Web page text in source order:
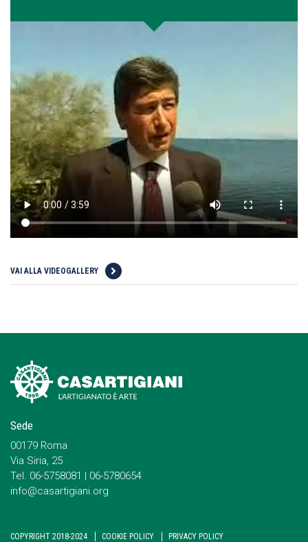
VAI ALLA VIDEOGALLERY
Sede
00179 Roma
Via Siria, 25
Tel. 06-5758081 | 06-5780654
info@casartigiani.org
COPYRIGHT 2018-2024 COOKIE POLICY PRIVACY POLICY